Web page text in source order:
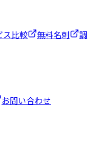
ス比較 無料名刺
調
お問い合わせ